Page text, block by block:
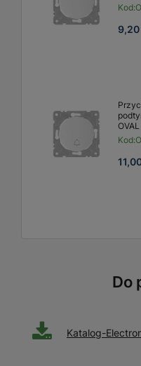
Kod:
9,20
OVAL
Kod:
Do
Katalog-